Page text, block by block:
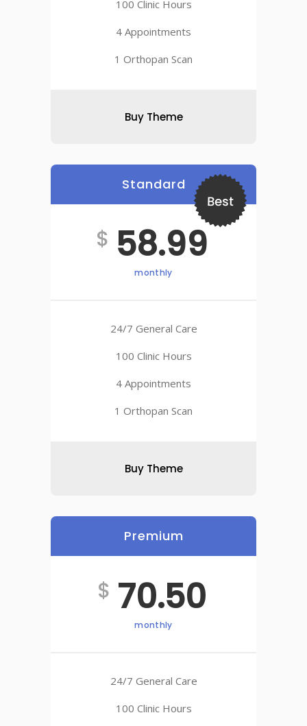
100 Clinic Hours
4 Appointments
1 Orthopan Scan
Buy Theme
Best
Standard
$ 58.99
monthly
24/7 General Care
100 Clinic Hours
4 Appointments
1 Orthopan Scan
Buy Theme
Premium
$ 70.50
monthly
24/7 General Care
100 Clinic Hours